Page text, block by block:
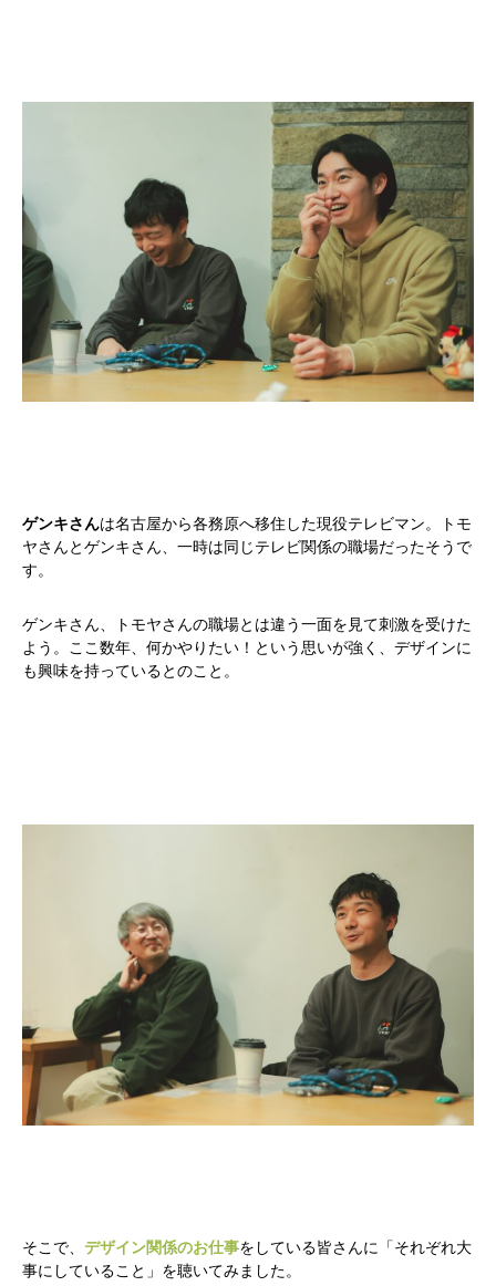
ゲンキさんは名古屋から各務原へ移住した現役テレビマン。トモ
ヤさんとゲンキさん、一時は同じテレビ関係の職場だったそうで
す。
ゲンキさん、トモヤさんの職場とは違う一面を見て刺激を受けた
よう。ここ数年、何かやりたい！という思いが強く、デザインに
も興味を持っているとのこと。
そこで、 デザイン関係のお仕事をしている皆さんに「それぞれ大
事にしていること」を聴いてみました。